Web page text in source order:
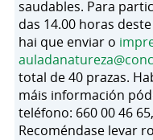
saudables. Para
das 14.00 horas
hai que enviar o
total de 40 prazas.
máis información
teléfono: 660 00 46
Recoméndase levar